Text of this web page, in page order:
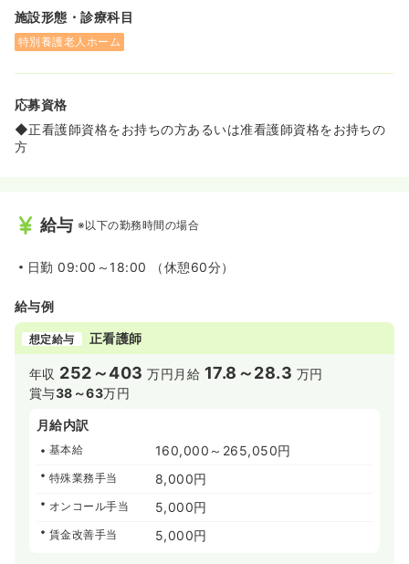
施設形態・診療科目
特別養護老人ホーム
応募資格
◆正看護師資格をお持ちの方あるいは准看護師資格をお持ちの
方
給与 ※以下の勤務時間の場合
日勤 09:00～18:00 （休憩60分）
給与例
想定給与 正看護師
年収 252～403 万円 月給 17.8～28.3 万円
賞与38～63万円
月給内訳
基本給 160,000～265,050円
特殊業務手当 8,000円
オンコール手当 5,000円
賃金改善手当 5,000円